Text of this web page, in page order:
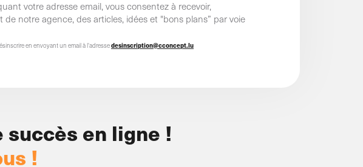
votre adresse email, vous consentez à recevoir,
de notre agence, des articles, idées et "bons plans” par voie
en envoyant un email à l'adressedesinscription@cconcept.lu
en ligne !
!